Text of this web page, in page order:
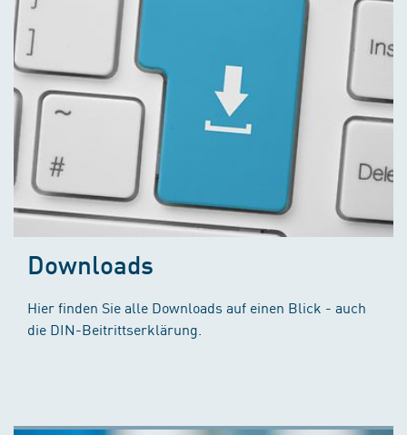
Downloads
Hier finden Sie alle Downloads auf einen Blick - auch
die DIN-Beitrittserklärung.